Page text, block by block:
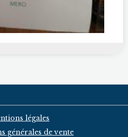
légales
générales de vente